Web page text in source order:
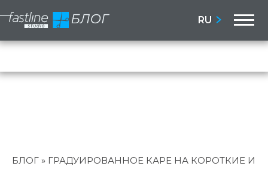
RU
БЛОГ » ГРАДУИРОВАННОЕ КАРЕ НА КОРОТКИЕ И